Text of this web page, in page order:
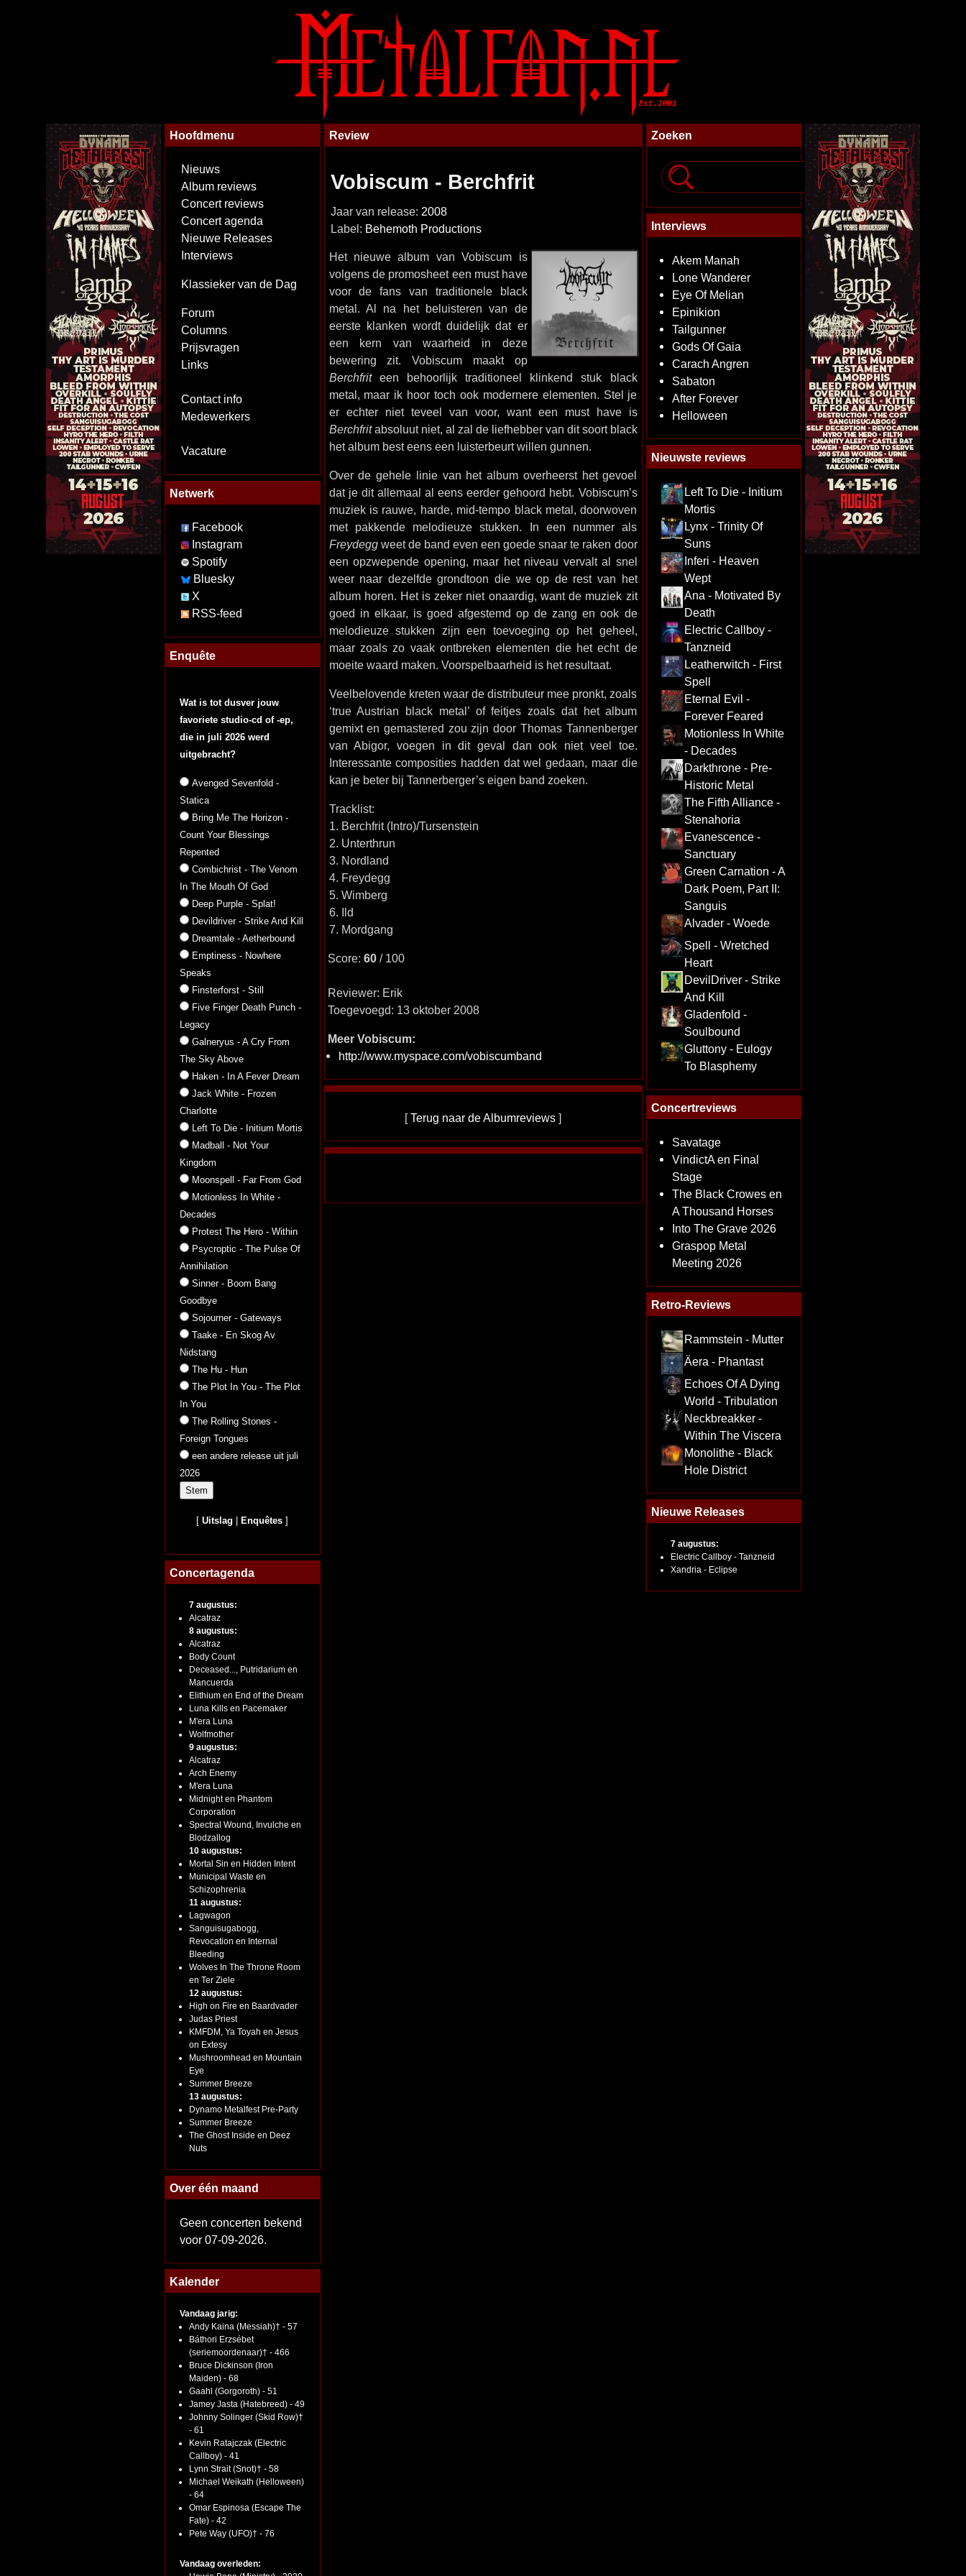
Hoofdmenu
Nieuws
Album reviews
Concert reviews
Concert agenda
Nieuwe Releases
Interviews
Klassieker van de Dag
Forum
Columns
Prijsvragen
Links
Contact info
Medewerkers
Vacature
Netwerk
Facebook
Instagram
Spotify
Bluesky
X
RSS-feed
Enquête
Wat is tot dusver jouw
favoriete studio-cd of -ep,
die in juli 2026 werd
uitgebracht?
Avenged Sevenfold -
Statica
Bring Me The Horizon -
Count Your Blessings
Repented
Combichrist - The Venom
In The Mouth Of God
Deep Purple - Splat!
Devildriver - Strike And Kill
Dreamtale - Aetherbound
Emptiness - Nowhere
Speaks
Finsterforst - Still
Five Finger Death Punch -
Legacy
Galneryus - A Cry From
The Sky Above
Haken - In A Fever Dream
Jack White - Frozen
Charlotte
Left To Die - Initium Mortis
Madball - Not Your
Kingdom
Moonspell - Far From God
Motionless In White -
Decades
Protest The Hero - Within
Psycroptic - The Pulse Of
Annihilation
Sinner - Boom Bang
Goodbye
Sojourner - Gateways
Taake - En Skog Av
Nidstang
The Hu - Hun
The Plot In You - The Plot
In You
The Rolling Stones -
Foreign Tongues
een andere release uit juli
2026
[Uitslag Enquêtes ]
Concertagenda
7 augustus:
Alcatraz
8 augustus:
Alcatraz
Body Count
Deceased..., Putridarium en
Mancuerda
Elithium en End of the Dream
Luna Kills en Pacemaker
M'era Luna
Wolfmother
9 augustus:
Alcatraz
Arch Enemy
M'era Luna
Midnight en Phantom
Corporation
Spectral Wound, Invulche en
Blodzallog
10 augustus:
Mortal Sin en Hidden Intent
Municipal Waste en
Schizophrenia
11 augustus:
Lagwagon
Sanguisugabogg,
Revocation en Internal
Bleeding
Wolves In The Throne Room
en Ter Ziele
12 augustus:
High on Fire en Baardvader
Judas Priest
KMFDM, Ya Toyah en Jesus
on Extesy
Mushroomhead en Mountain
Eye
Summer Breeze
13 augustus:
Dynamo Metalfest Pre-Party
Summer Breeze
The Ghost Inside en Deez
Nuts
Over één maand
Geen concerten bekend
voor 07-09-2026.
Kalender
Vandaag jarig:
Andy Kaina (Messiah)† - 57
Báthori Erzsébet
(seriemoordenaar)† - 466
Bruce Dickinson (Iron
Maiden) - 68
Gaahl (Gorgoroth) - 51
Jamey Jasta (Hatebreed) - 49
Johnny Solinger (Skid Row)†
- 61
Kevin Ratajczak (Electric
Callboy) - 41
Lynn Strait (Snot)† - 58
Michael Weikath (Helloween)
- 64
Omar Espinosa (Escape The
Fate) - 42
Pete Way (UFO)† - 76
Vandaag overleden:
Review
Vobiscum - Berchfrit
Jaar van release: 2008
Label: Behemoth Productions
Het nieuwe album van Vobiscum is
volgens de promosheet een must have
voor de fans van traditionele black
metal. Al na het beluisteren van de
eerste klanken wordt duidelijk dat er
een kern van waarheid in deze
bewering zit. Vobiscum maakt op
Berchfriteen behoorlijk traditioneel klinkend stuk black
metal, maar ik hoor toch ook modernere elementen. Stel je
er echter niet teveel van voor, want een must have is
Berchfritabsoluut niet, al zal de liefhebber van dit soort black
het album best eens een luisterbeurt willen gunnen.
Over de gehele linie van het album overheerst het gevoel
dat je dit allemaal al eens eerder gehoord hebt. Vobiscum’s
muziek is rauwe, harde, mid-tempo black metal, doorwoven
met pakkende melodieuze stukken. In een nummer als
Freydeggweet de band even een goede snaar te raken door
een opzwepende opening, maar het niveau vervalt al snel
weer naar dezelfde grondtoon die we op de rest van het
album horen. Het is zeker niet onaardig, want de muziek zit
goed in elkaar, is goed afgestemd op de zang en ook de
melodieuze stukken zijn een toevoeging op het geheel,
maar zoals zo vaak ontbreken elementen die het echt de
moeite waard maken. Voorspelbaarheid is het resultaat.
Veelbelovende kreten waar de distributeur mee pronkt, zoals
‘true Austrian black metal’ of feitjes zoals dat het album
gemixt en gemastered zou zijn door Thomas Tannenberger
van Abigor, voegen in dit geval dan ook niet veel toe.
Interessante composities hadden dat wel gedaan, maar die
kan je beter bij Tannerberger’s eigen band zoeken.
Tracklist:
1. Berchfrit (Intro)/Tursenstein
2. Unterthrun
3. Nordland
4. Freydegg
5. Wimberg
6. Ild
7. Mordgang
Score: 60/ 100
Reviewer: Erik
Toegevoegd: 13 oktober 2008
Meer Vobiscum:
http://www.myspace.com/vobiscumband
[Terug naar de Albumreviews ]
Zoeken
Interviews
Akem Manah
Lone Wanderer
Eye Of Melian
Epinikion
Tailgunner
Gods Of Gaia
Carach Angren
Sabaton
After Forever
Helloween
Nieuwste reviews
Left To Die - Initium
Mortis
Lynx - Trinity Of
Suns
Inferi - Heaven
Wept
Ana - Motivated By
Death
Electric Callboy -
Tanzneid
Leatherwitch - First
Spell
Eternal Evil -
Forever Feared
Motionless In White
- Decades
Darkthrone - Pre-
Historic Metal
The Fifth Alliance -
Stenahoria
Evanescence -
Sanctuary
Green Carnation - A
Dark Poem, Part II:
Sanguis
Alvader - Woede
Spell - Wretched
Heart
DevilDriver - Strike
And Kill
Gladenfold -
Soulbound
Gluttony - Eulogy
To Blasphemy
Concertreviews
Savatage
VindictA en Final
Stage
The Black Crowes en
A Thousand Horses
Into The Grave 2026
Graspop Metal
Meeting 2026
Retro-Reviews
Rammstein - Mutter
Äera - Phantast
Echoes Of A Dying
World - Tribulation
Neckbreakker -
Within The Viscera
Monolithe - Black
Hole District
Nieuwe Releases
7 augustus:
Electric Callboy - Tanzneid
Xandria - Eclipse